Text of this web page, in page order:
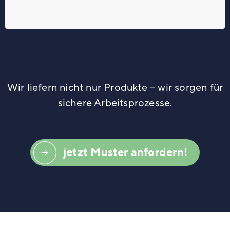
Wir liefern nicht nur Produkte – wir sorgen für
sichere Arbeitsprozesse.
jetzt Muster anfordern!